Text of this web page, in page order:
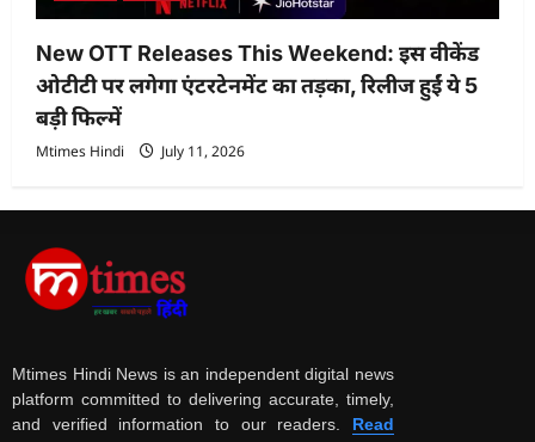
New OTT Releases This Weekend: इस वीकेंड
ओटीटी पर लगेगा एंटरटेनमेंट का तड़का, रिलीज हुईं ये 5
बड़ी फिल्में
Mtimes Hindi July 11, 2026
Mtimes Hindi News is an independent digital news
platform committed to delivering accurate, timely,
and verified information to our readers. Read